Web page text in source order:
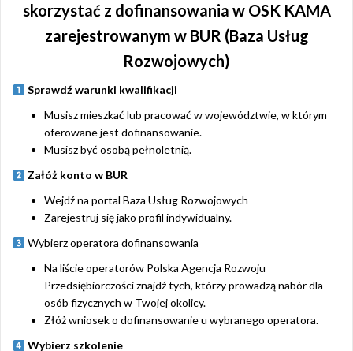
skorzystać z dofinansowania w OSK KAMA
zarejestrowanym w BUR (Baza Usług
Rozwojowych)
Sprawdź warunki kwalifikacji
Musisz mieszkać lub pracować w województwie, w którym
oferowane jest dofinansowanie.
Musisz być osobą pełnoletnią.
Załóż konto w BUR
Wejdź na portal Baza Usług Rozwojowych
Zarejestruj się jako profil indywidualny.
Wybierz operatora dofinansowania
Na liście operatorów Polska Agencja Rozwoju
Przedsiębiorczości znajdź tych, którzy prowadzą nabór dla
osób fizycznych w Twojej okolicy.
Złóż wniosek o dofinansowanie u wybranego operatora.
Wybierz szkolenie